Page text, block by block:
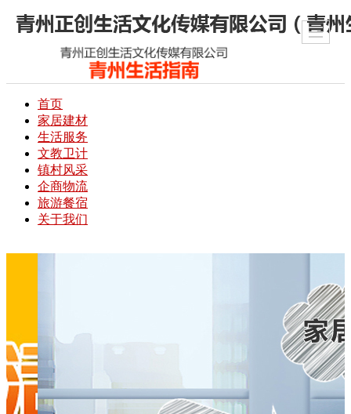
首页
家居建材
生活服务
文教卫计
镇村风采
企商物流
旅游餐宿
关于我们